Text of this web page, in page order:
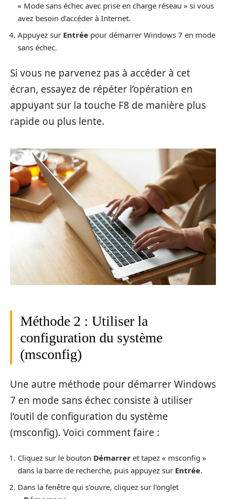
« Mode sans échec avec prise en charge réseau » si vous
avez besoin d’accéder à Internet.
Appuyez sur Entrée pour démarrer Windows 7 en mode
sans échec.
Si vous ne parvenez pas à accéder à cet
écran, essayez de répéter l’opération en
appuyant sur la touche F8 de manière plus
rapide ou plus lente.
Méthode 2 : Utiliser la
configuration du système
(msconfig)
Une autre méthode pour démarrer Windows
7 en mode sans échec consiste à utiliser
l’outil de configuration du système
(msconfig). Voici comment faire :
Cliquez sur le bouton Démarrer et tapez « msconfig »
dans la barre de recherche, puis appuyez sur Entrée.
Dans la fenêtre qui s’ouvre, cliquez sur l’onglet